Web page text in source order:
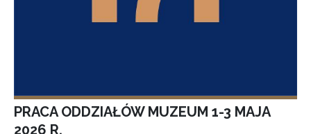
PRACA ODDZIAŁÓW MUZEUM 1-3 MAJA
2026 R.